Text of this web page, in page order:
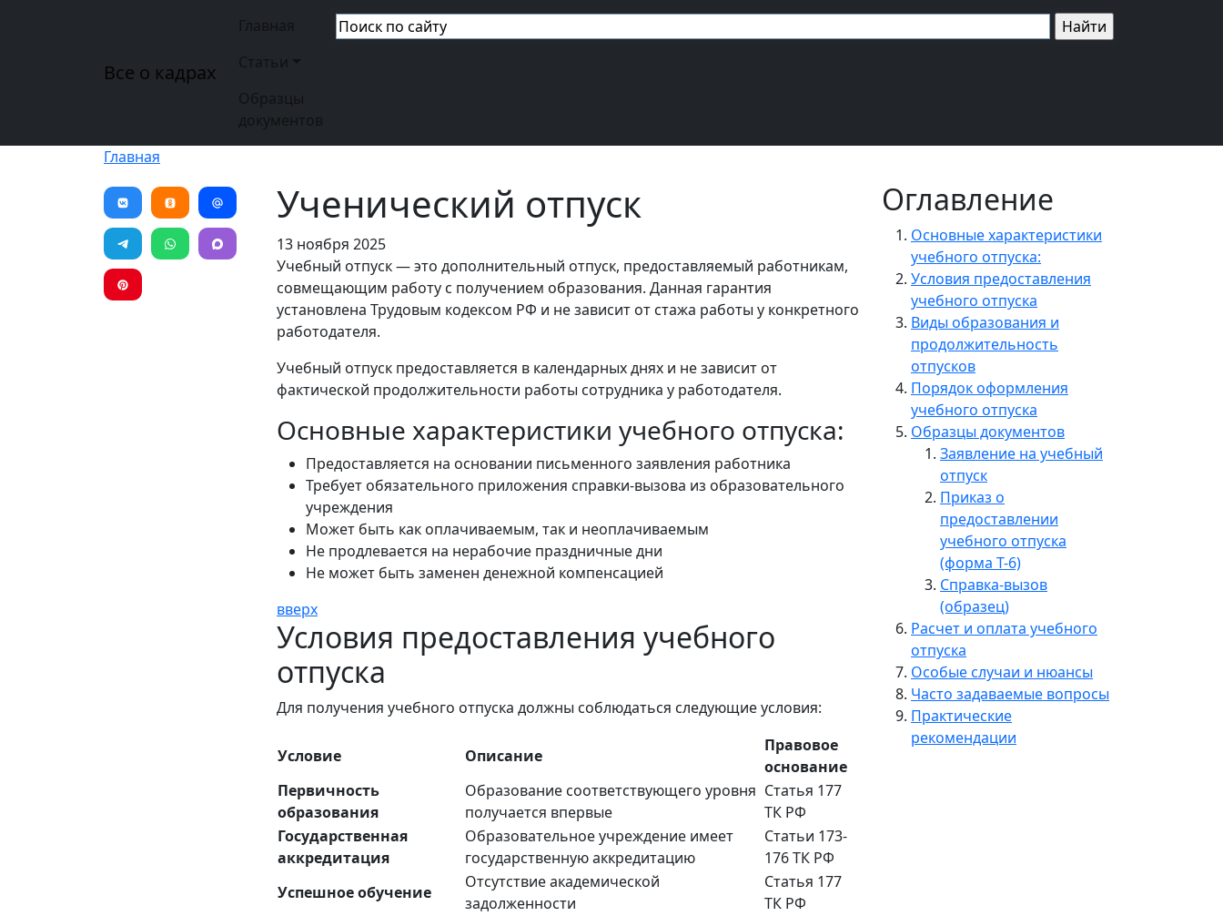
Все о кадрах
Основная навигация
Главная
Ученический отпуск
13 ноября 2025
Учебный отпуск — это дополнительный отпуск, предоставляемый работникам,
совмещающим работу с получением образования. Данная гарантия
установлена Трудовым кодексом РФ и не зависит от стажа работы у конкретного
работодателя.
Учебный отпуск предоставляется в календарных днях и не зависит от
фактической продолжительности работы сотрудника у работодателя.
Основные характеристики учебного отпуска:
Предоставляется на основании письменного заявления работника
Требует обязательного приложения справки-вызова из образовательного
учреждения
Может быть как оплачиваемым, так и неоплачиваемым
Не продлевается на нерабочие праздничные дни
Не может быть заменен денежной компенсацией
вверх
Условия предоставления учебного
отпуска
Для получения учебного отпуска должны соблюдаться следующие условия:
Условие Описание
Правовое
основание
Первичность
образования
Образование соответствующего уровня
получается впервые
Статья 177
ТК РФ
Государственная
аккредитация
Образовательное учреждение имеет
государственную аккредитацию
Статьи 173-
176 ТК РФ
Успешное обучение
Отсутствие академической
задолженности
Статья 177
ТК РФ
Оглавление
Основные характеристики
учебного отпуска:
Условия предоставления
учебного отпуска
Виды образования и
продолжительность
отпусков
Порядок оформления
учебного отпуска
Образцы документов
Заявление на учебный
отпуск
Приказ о
предоставлении
учебного отпуска
(форма Т-6)
Справка-вызов
(образец)
Расчет и оплата учебного
отпуска
Особые случаи и нюансы
Часто задаваемые вопросы
Практические
рекомендации